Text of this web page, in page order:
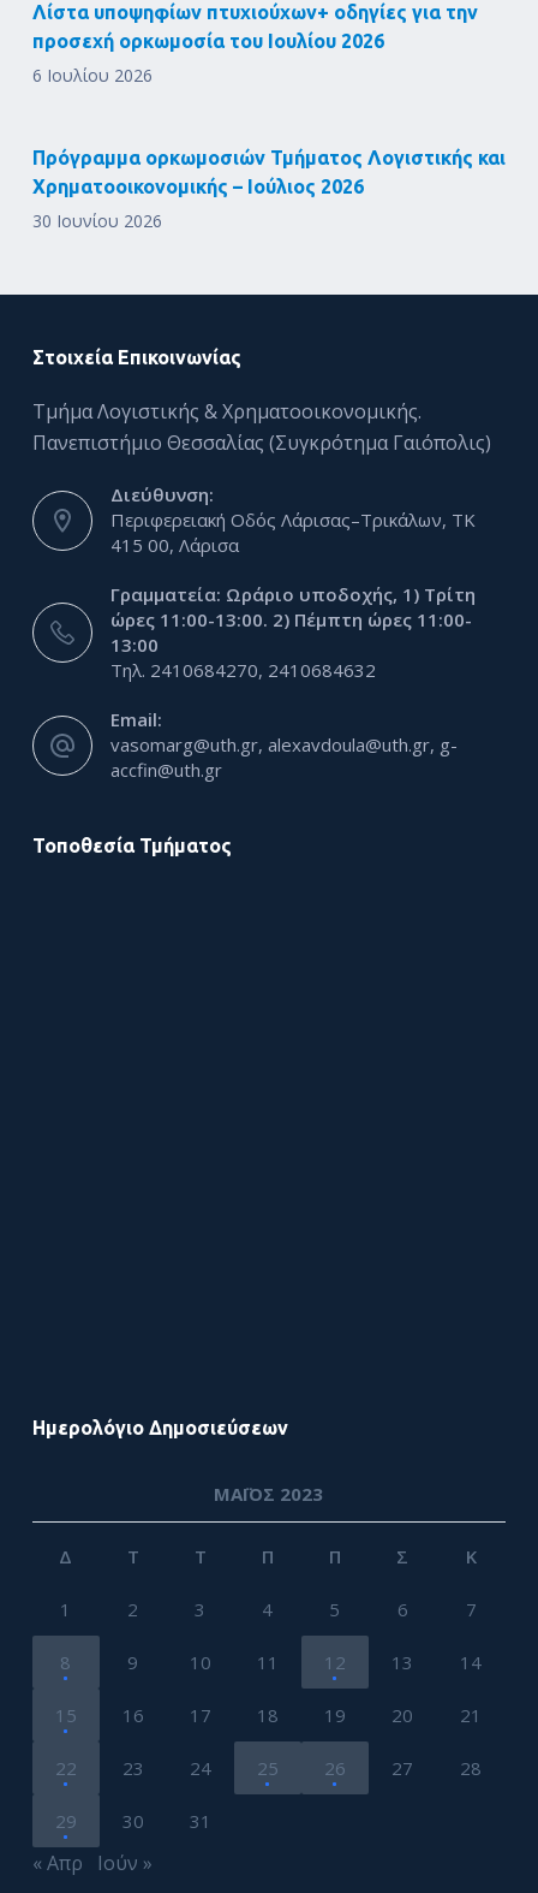
Λίστα υποψηφίων πτυχιούχων+ οδηγίες για την
προσεχή ορκωμοσία του Ιουλίου 2026
6 Ιουλίου 2026
Πρόγραμμα ορκωμοσιών Τμήματος Λογιστικής και
Χρηματοοικονομικής – Ιούλιος 2026
30 Ιουνίου 2026
Στοιχεία Επικοινωνίας
Τμήμα Λογιστικής & Χρηματοοικονομικής.
Πανεπιστήμιο Θεσσαλίας (Συγκρότημα Γαιόπολις)
Διεύθυνση:
Περιφερειακή Οδός Λάρισας–Τρικάλων, ΤΚ
415 00, Λάρισα
Γραμματεία: Ωράριο υποδοχής, 1) Τρίτη
ώρες 11:00-13:00. 2) Πέμπτη ώρες 11:00-
13:00
Τηλ. 2410684270, 2410684632
Email:
vasomarg@uth.gr, alexavdoula@uth.gr, g-
accfin@uth.gr
Τοποθεσία Τμήματος
Ημερολόγιο Δημοσιεύσεων
ΜΆΙΟΣ 2023
Δ Τ Τ Π Π Σ Κ
1 2 3 4 5 6 7
8 9 10 11 12 13 14
15 16 17 18 19 20 21
22 23 24 25 26 27 28
29 30 31
« Απρ Ιούν »